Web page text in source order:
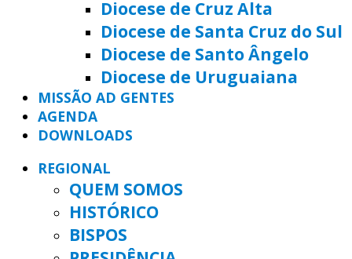
Diocese de Cruz Alta
Diocese de Santa Cruz do Sul
Diocese de Santo Ângelo
Diocese de Uruguaiana
MISSÃO AD GENTES
AGENDA
DOWNLOADS
REGIONAL
QUEM SOMOS
HISTÓRICO
BISPOS